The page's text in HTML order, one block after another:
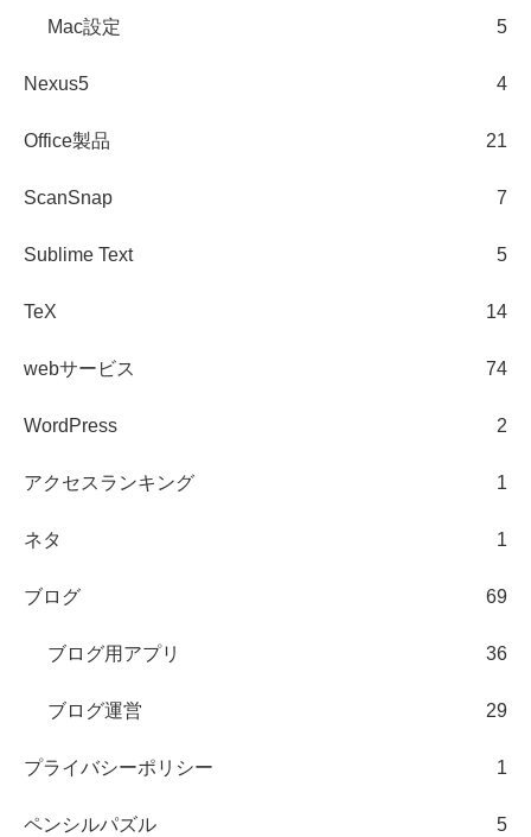
Mac設定 5
Nexus5 4
Office製品 21
ScanSnap 7
Sublime Text 5
TeX 14
webサービス 74
WordPress 2
アクセスランキング 1
ネタ 1
ブログ 69
ブログ用アプリ 36
ブログ運営 29
プライバシーポリシー 1
ペンシルパズル 5